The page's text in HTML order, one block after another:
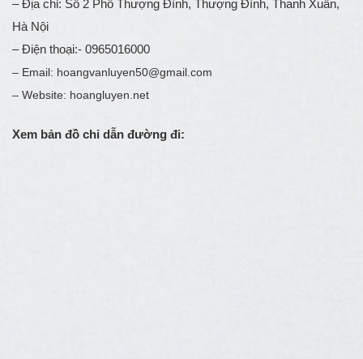
– Địa chỉ: Số 2 Phố Thượng Đình, Thượng Đình, Thanh Xuân,
Hà Nội
– Điện thoại:- 0965016000
– Email: hoangvanluyen50@gmail.com
– Website: hoangluyen.net
Xem bản đồ chỉ dẫn đường đi: